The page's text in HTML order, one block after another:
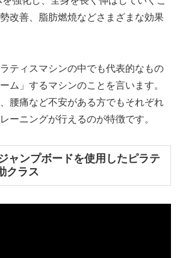
改善、脂肪燃焼などさまざまな効果
ティスマシンの中でも代表的なもの
ム」するマシンのことを言います。
腰痛など不安がある方でもそれぞれ
ーニングが行えるのが特徴です。
ャンプボードを使用したピラテ
クラス